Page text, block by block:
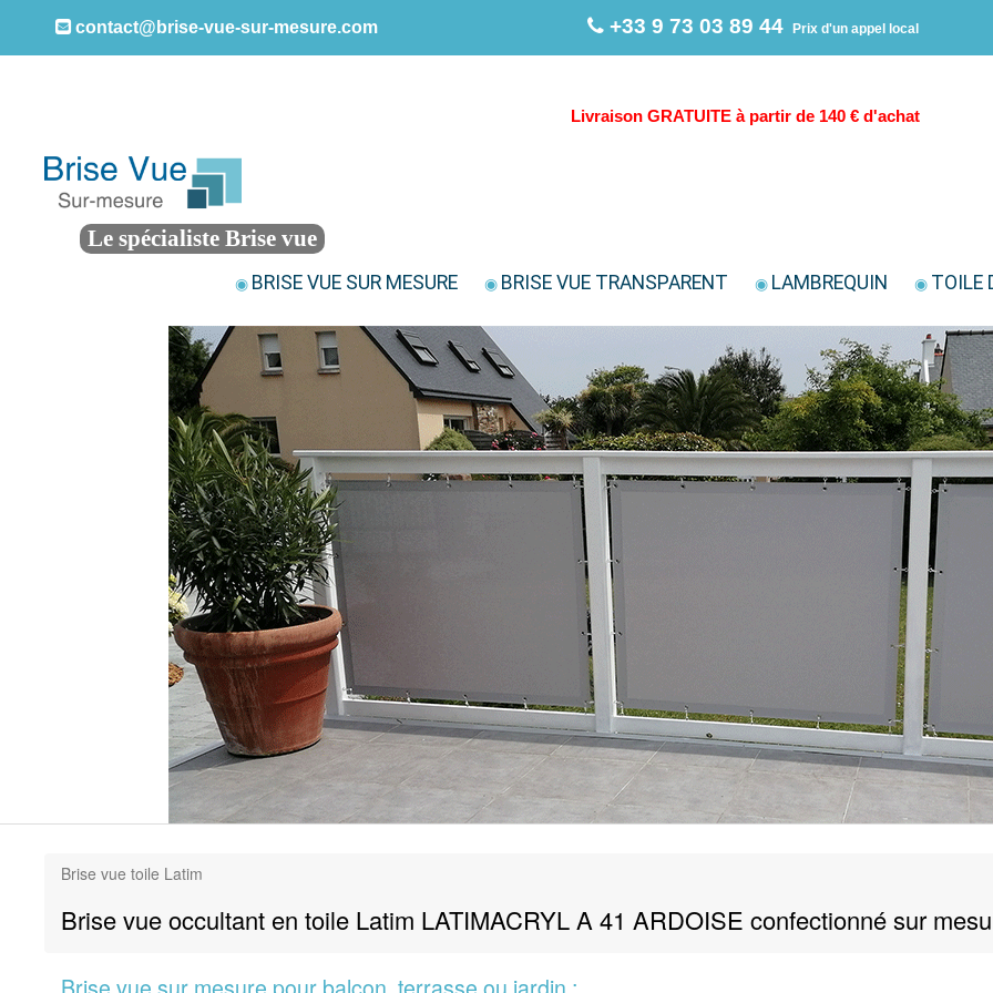
contact@brise-vue-sur-mesure.com +33 9 73 03 89 44 Prix d'un appel local
Livraison GRATUITE à partir de 140 € d'achat
Le spécialiste Brise vue
◉ BRISE VUE SUR MESURE ◉ BRISE VUE TRANSPARENT ◉ LAMBREQUIN ◉ TOILE
Brise vue toile Latim
Brise vue occultant en toile Latim LATIMACRYL A 41 ARDOISE confectionné sur